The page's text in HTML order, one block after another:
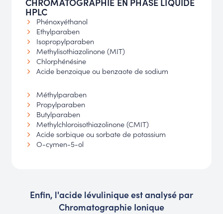
HPLC
Phénoxyéthanol
Ethylparaben
Isopropylparaben
Methylisothiazolinone (MIT)
Chlorphénésine
Acide benzoique ou benzaote de sodium
Méthylparaben
Propylparaben
Butylparaben
Methylchloroisothiazolinone (CMIT)
Acide sorbique ou sorbate de potassium
O-cymen-5-ol
Enfin, l'acide lévulinique est analysé par
Chromatographie Ionique